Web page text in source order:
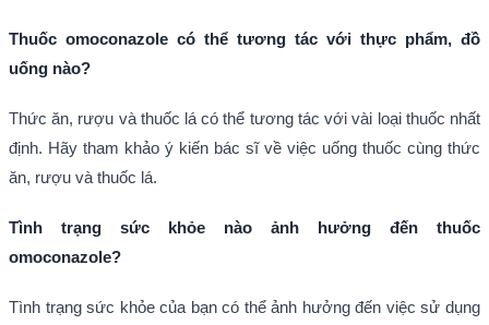
Thuốc omoconazole có thể tương tác với thực phẩm, đồ
uống nào?
Thức ăn, rượu và thuốc lá có thể tương tác với vài loại thuốc nhất
định. Hãy tham khảo ý kiến bác sĩ về việc uống thuốc cùng thức
ăn, rượu và thuốc lá.
Tình trạng sức khỏe nào ảnh hưởng đến thuốc
omoconazole?
Tình trạng sức khỏe của bạn có thể ảnh hưởng đến việc sử dụng